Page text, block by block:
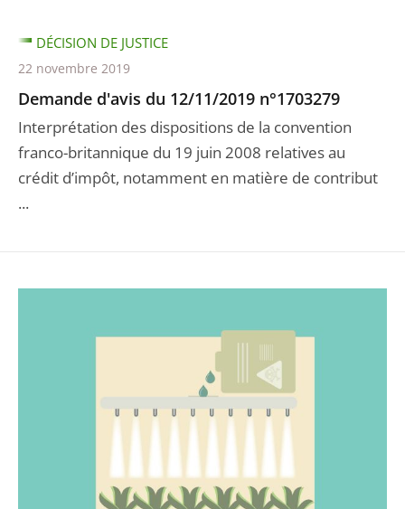
Demande d'avis du 12/11/2019 n°1703279
Interprétation des dispositions de la convention
franco-britannique du 19 juin 2008 relatives au
crédit d’impôt, notamment en matière de contribut
...
DÉCISION DE JUSTICE
22 novembre 2019